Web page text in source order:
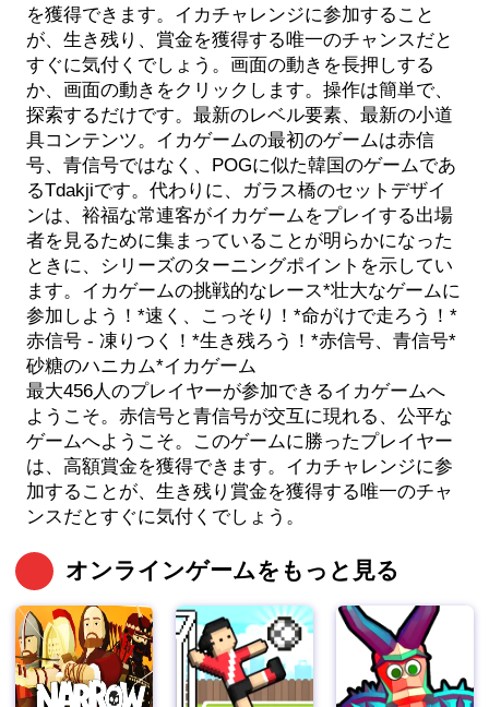
を獲得できます。イカチャレンジに参加すること
が、生き残り、賞金を獲得する唯一のチャンスだと
すぐに気付くでしょう。画面の動きを長押しする
か、画面の動きをクリックします。操作は簡単で、
探索するだけです。最新のレベル要素、最新の小道
具コンテンツ。イカゲームの最初のゲームは赤信
号、青信号ではなく、POGに似た韓国のゲームであ
るTdakjiです。代わりに、ガラス橋のセットデザイ
ンは、裕福な常連客がイカゲームをプレイする出場
者を見るために集まっていることが明らかになった
ときに、シリーズのターニングポイントを示してい
ます。イカゲームの挑戦的なレース*壮大なゲームに
参加しよう！*速く、こっそり！*命がけで走ろう！*
赤信号 - 凍りつく！*生き残ろう！*赤信号、青信号*
砂糖のハニカム*イカゲーム
最大456人のプレイヤーが参加できるイカゲームへ
ようこそ。赤信号と青信号が交互に現れる、公平な
ゲームへようこそ。このゲームに勝ったプレイヤー
は、高額賞金を獲得できます。イカチャレンジに参
加することが、生き残り賞金を獲得する唯一のチャ
ンスだとすぐに気付くでしょう。
オンラインゲームをもっと見る